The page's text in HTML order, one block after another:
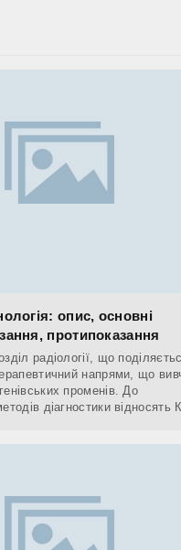
опис, основні
протипоказання
радіології, що
напрями, що
променів. До
діагностики відносять